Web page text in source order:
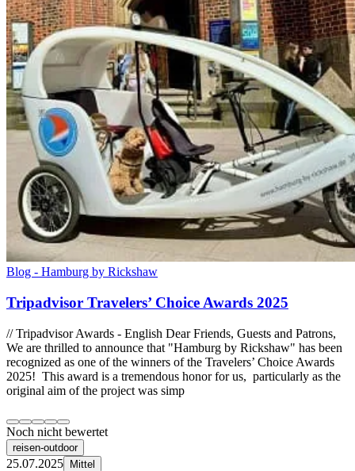
Blog - Hamburg by Rickshaw
Tripadvisor Travelers’ Choice Awards 2025
// Tripadvisor Awards - English Dear Friends, Guests and Patrons,
We are thrilled to announce that "Hamburg by Rickshaw" has been
recognized as one of the winners of the Travelers’ Choice Awards
2025! This award is a tremendous honor for us, particularly as the
original aim of the project was simp
Noch nicht bewertet
reisen-outdoor
25.07.2025 Mittel